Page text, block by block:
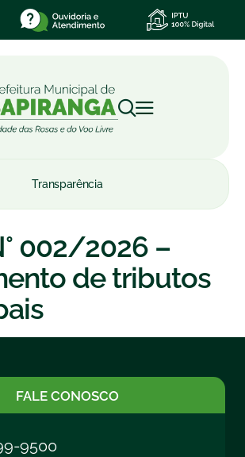
Transparência
002/2026 –
de tributos
FALE CONOSCO
9500